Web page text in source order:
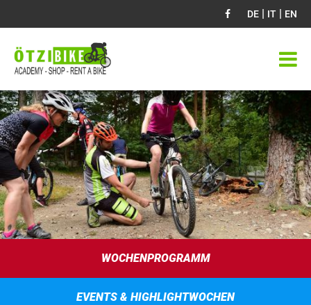
DE | IT | EN
WOCHENPROGRAMM
EVENTS & HIGHLIGHTWOCHEN